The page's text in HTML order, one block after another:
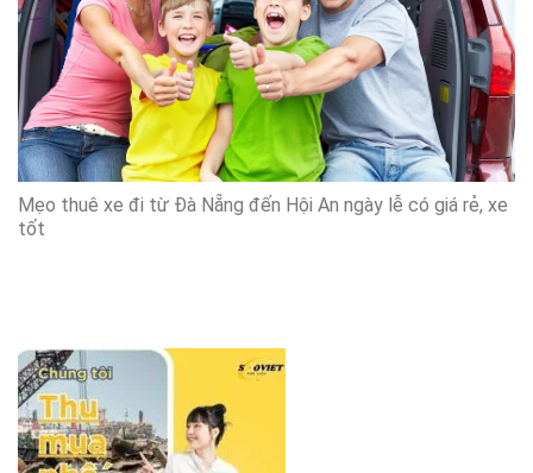
Mẹo thuê xe đi từ Đà Nẵng đến Hội An ngày lễ có giá rẻ, xe
tốt